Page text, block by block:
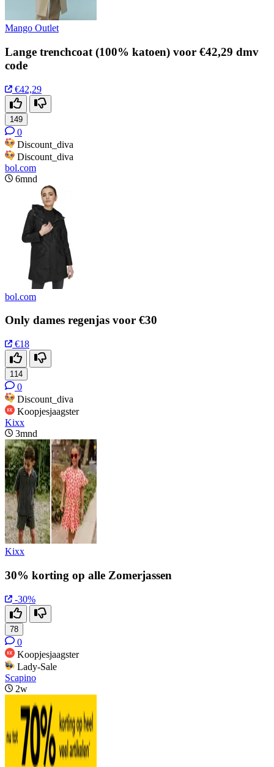
Mango Outlet
Lange trenchcoat (100% katoen) voor €42,29 dmv
code
€42,29
149
0
Discount_diva
Discount_diva
bol.com
6mnd
bol.com
Only dames regenjas voor €30
€18
114
0
Discount_diva
Koopjesjaagster
Kixx
3mnd
Kixx
30% korting op alle Zomerjassen
-30%
78
0
Koopjesjaagster
Lady-Sale
Scapino
2w